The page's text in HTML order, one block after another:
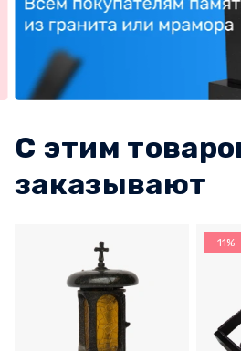
С этим
заказывают
-11%